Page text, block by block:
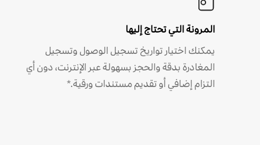
المرونة التي تحتاج إليها
يمكنك اختيار تواريخ تسجيل الوصول وتسجيل
المغادرة بدقة والحجز بسهولة عبر الإنترنت، دون أي
التزام إضافي أو تقديم مستندات ورقية.*